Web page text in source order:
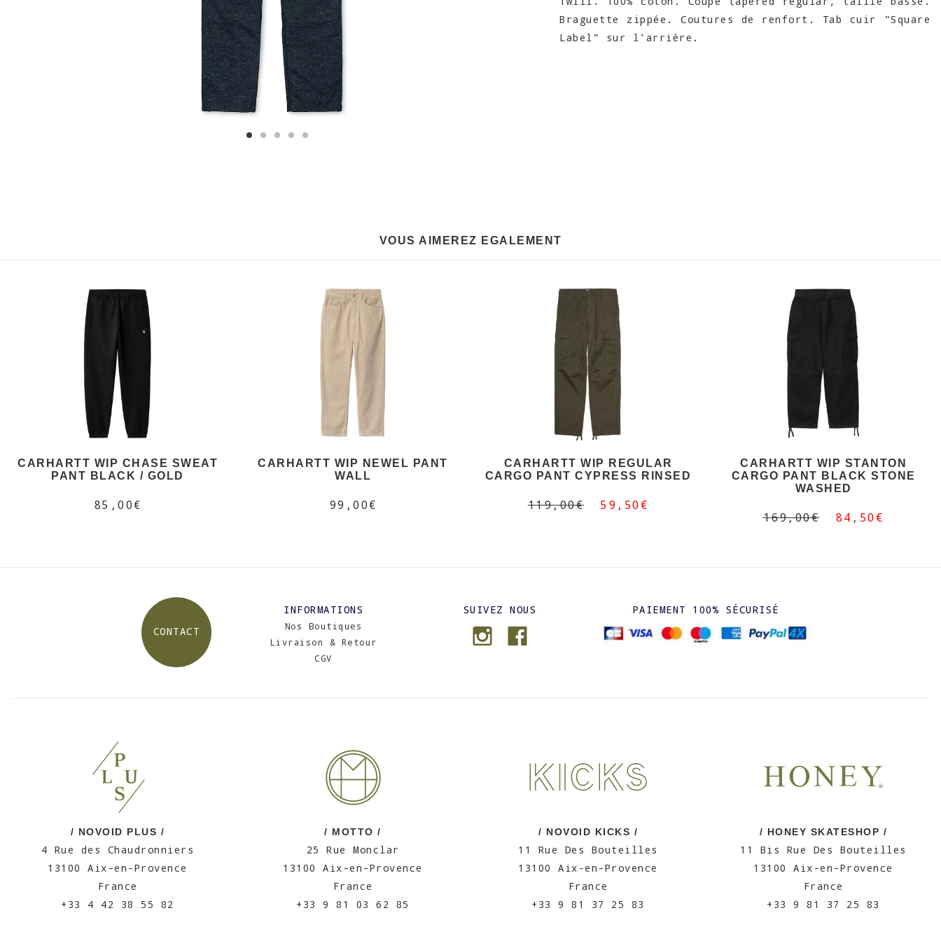
Braguette zippée. Coutures de renfort. Tab cuir "Square
Label" sur l'arrière.
VOUS AIMEREZ EGALEMENT
CARHARTT WIP CHASE SWEAT
PANT BLACK / GOLD
85,00€
CARHARTT WIP NEWEL PANT
WALL
99,00€
CARHARTT WIP REGULAR
CARGO PANT CYPRESS RINSED
119,00€ 59,50€
CARHARTT WIP STANTON
CARGO PANT BLACK STONE
WASHED
169,00€ 84,50€
CONTACT
INFORMATIONS
Nos Boutiques
Livraison & Retour
CGV
SUIVEZ NOUS PAIEMENT 100% SÉCURISÉ
/ NOVOID PLUS /
4 Rue des Chaudronniers
13100 Aix-en-Provence
France
+33 4 42 38 55 82
/ MOTTO /
25 Rue Monclar
13100 Aix-en-Provence
France
+33 9 81 03 62 85
/ NOVOID KICKS /
11 Rue Des Bouteilles
13100 Aix-en-Provence
France
+33 9 81 37 25 83
/ HONEY SKATESHOP /
11 Bis Rue Des Bouteilles
13100 Aix-en-Provence
France
+33 9 81 37 25 83